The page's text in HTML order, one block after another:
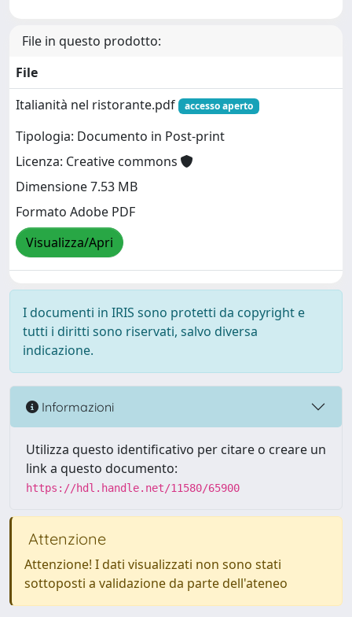
File in questo prodotto:
File
Italianità nel ristorante.pdf
accesso aperto
Tipologia: Documento in Post-print
Licenza: Creative commons
Dimensione 7.53 MB
Formato Adobe PDF
Visualizza/Apri
I documenti in IRIS sono protetti da copyright e
tutti i diritti sono riservati, salvo diversa
indicazione.
Informazioni
Utilizza questo identificativo per citare o creare un
link a questo documento:
https://hdl.handle.net/11580/65900
Attenzione
Attenzione! I dati visualizzati non sono stati
sottoposti a validazione da parte dell'ateneo